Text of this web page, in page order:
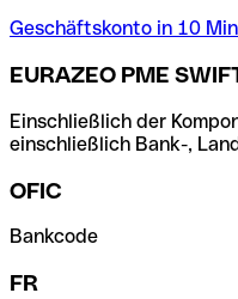
Geschäftskonto in 10
EURAZEO PME
Einschließlich der
einschließlich Bank-,
OFIC
Bankcode
FR